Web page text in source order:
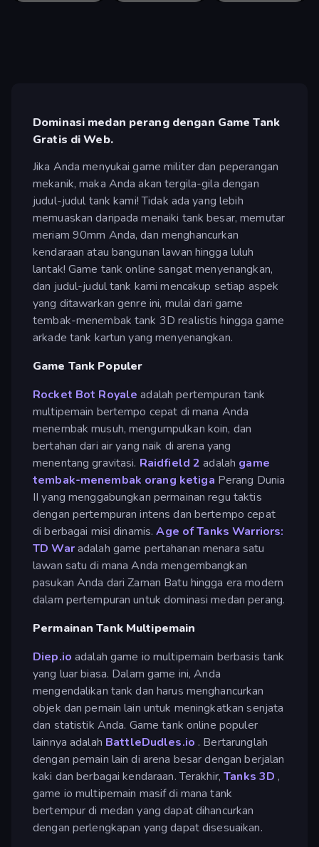
Dominasi medan perang dengan Game Tank
Gratis di Web.
Jika Anda menyukai game militer dan peperangan
mekanik, maka Anda akan tergila-gila dengan
judul-judul tank kami! Tidak ada yang lebih
memuaskan daripada menaiki tank besar, memutar
meriam 90mm Anda, dan menghancurkan
kendaraan atau bangunan lawan hingga luluh
lantak! Game tank online sangat menyenangkan,
dan judul-judul tank kami mencakup setiap aspek
yang ditawarkan genre ini, mulai dari game
tembak-menembak tank 3D realistis hingga game
arkade tank kartun yang menyenangkan.
Game Tank Populer
Rocket Bot Royale adalah pertempuran tank
multipemain bertempo cepat di mana Anda
menembak musuh, mengumpulkan koin, dan
bertahan dari air yang naik di arena yang
menentang gravitasi. Raidfield 2 adalah game
tembak-menembak orang ketiga Perang Dunia
II yang menggabungkan permainan regu taktis
dengan pertempuran intens dan bertempo cepat
di berbagai misi dinamis.Age of Tanks Warriors:
TD Waradalah game pertahanan menara satu
lawan satu di mana Anda mengembangkan
pasukan Anda dari Zaman Batu hingga era modern
dalam pertempuran untuk dominasi medan perang.
Permainan Tank Multipemain
Diep.io adalah game io multipemain berbasis tank
yang luar biasa. Dalam game ini, Anda
mengendalikan tank dan harus menghancurkan
objek dan pemain lain untuk meningkatkan senjata
dan statistik Anda. Game tank online populer
lainnya adalah BattleDudles.io . Bertarunglah
dengan pemain lain di arena besar dengan berjalan
kaki dan berbagai kendaraan. Terakhir,Tanks 3D ,
game io multipemain masif di mana tank
bertempur di medan yang dapat dihancurkan
dengan perlengkapan yang dapat disesuaikan.